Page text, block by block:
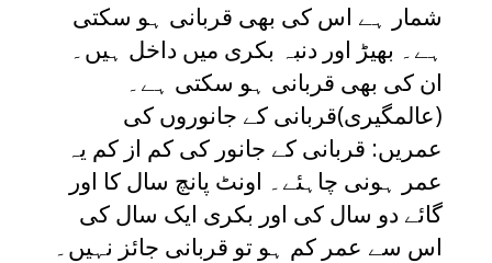
شمار ہے اس کی بھی قربانی ہو سکتی
ہے۔ بھیڑ اور دنبہ بکری میں داخل ہیں۔
ان کی بھی قربانی ہو سکتی ہے۔
(عالمگیری)قربانی کے جانوروں کی
عمریں: قربانی کے جانور کی کم از کم یہ
عمر ہونی چاہئے۔ اونٹ پانچ سال کا اور
گائے دو سال کی اور بکری ایک سال کی
اس سے عمر کم ہو تو قربانی جائز نہیں۔